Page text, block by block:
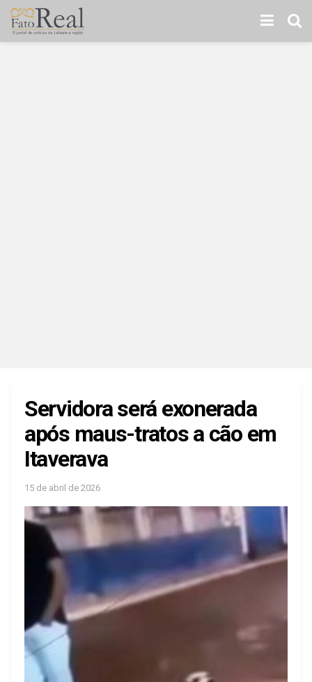
Servidora será exonerada
após maus-tratos a cão em
Itaverava
15 de abril de 2026